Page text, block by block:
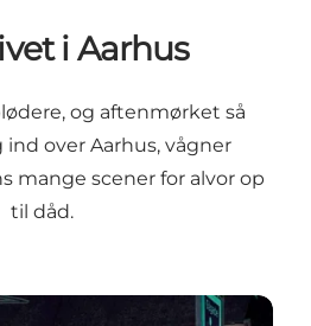
i Aarhus
og aftenmørket så
over Aarhus, vågner
mange scener for alvor op
til dåd.
...